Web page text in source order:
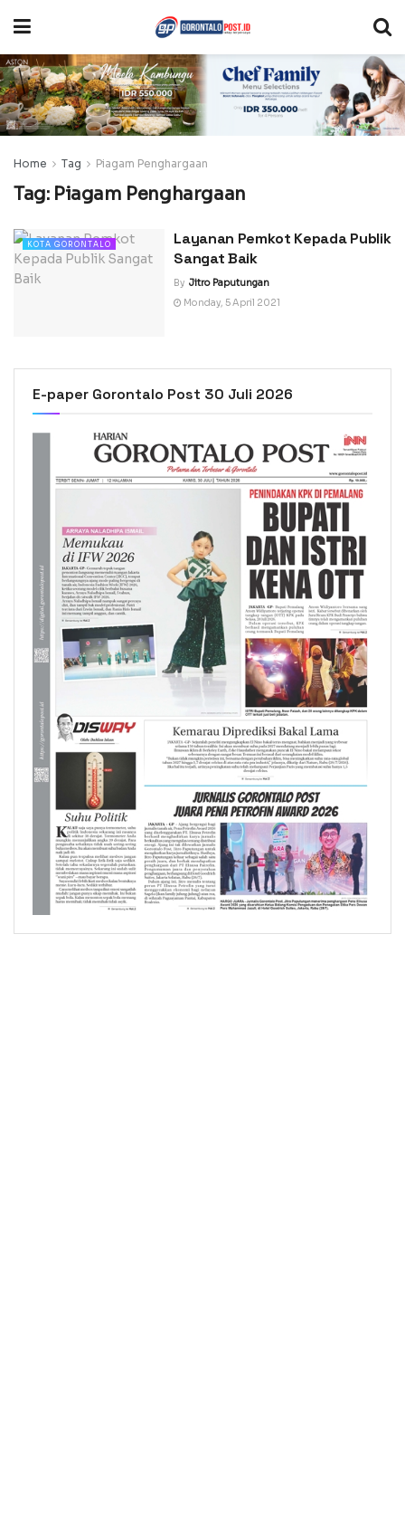
Home Tag Piagam Penghargaan
Tag: Piagam Penghargaan
KOTA GORONTALO
Layanan Pemkot Kepada Publik
Sangat Baik
By Jitro Paputungan
Monday, 5 April 2021
E-paper Gorontalo Post 30 Juli 2026